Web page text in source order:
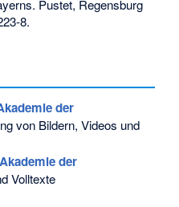
Pustet, Regensburg
8.
der
von Bildern, Videos und
der
Volltexte